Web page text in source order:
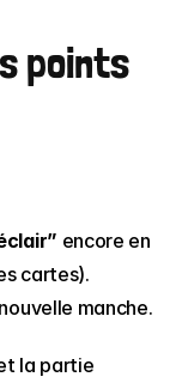
points
encore en
cartes).
manche.
la partie